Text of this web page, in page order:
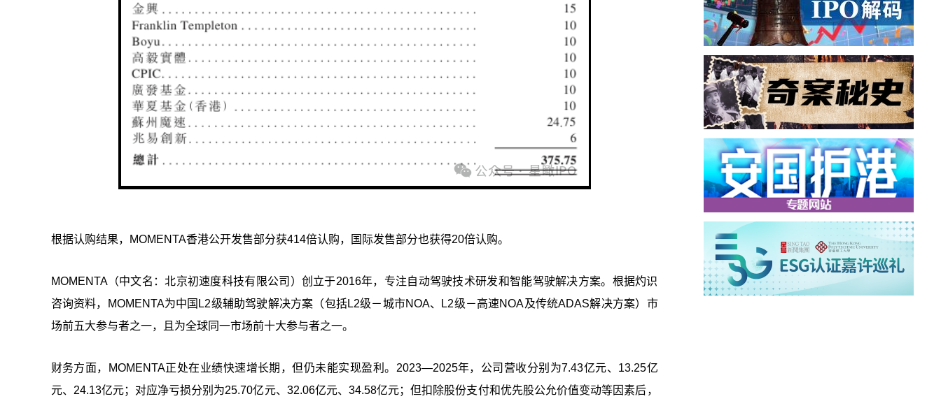
根据认购结果，MOMENTA香港公开发售部分获414倍认购，国际发售部分也获得20倍认购。
MOMENTA（中文名：北京初速度科技有限公司）创立于2016年，专注自动驾驶技术研发和智能驾驶解决方案。根据灼识
咨询资料，MOMENTA为中国L2级辅助驾驶解决方案（包括L2级－城市NOA、L2级－高速NOA及传统ADAS解决方案）市
场前五大参与者之一，且为全球同一市场前十大参与者之一。
财务方面，MOMENTA正处在业绩快速增长期，但仍未能实现盈利。2023—2025年，公司营收分别为7.43亿元、13.25亿
元、24.13亿元；对应净亏损分别为25.70亿元、32.06亿元、34.58亿元；但扣除股份支付和优先股公允价值变动等因素后，